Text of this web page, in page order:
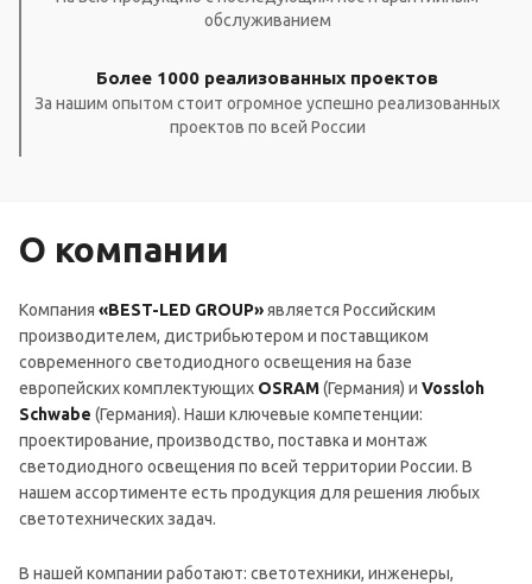
обслуживанием
Более 1000 реализованных проектов
За нашим опытом стоит огромное успешно реализованных
проектов по всей России
О компании
Компания «BEST-LED GROUP»является Российским
производителем, дистрибьютером и поставщиком
современного светодиодного освещения на базе
европейских комплектующих OSRAM(Германия) и Vossloh
Schwabe (Германия). Наши ключевые компетенции:
проектирование, производство, поставка и монтаж
светодиодного освещения по всей территории России. В
нашем ассортименте есть продукция для решения любых
светотехнических задач.
В нашей компании работают: светотехники, инженеры,